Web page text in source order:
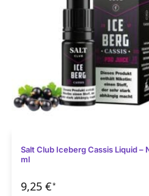
Salt Club Iceberg Cassis Liquid –
ml
9,25 €*